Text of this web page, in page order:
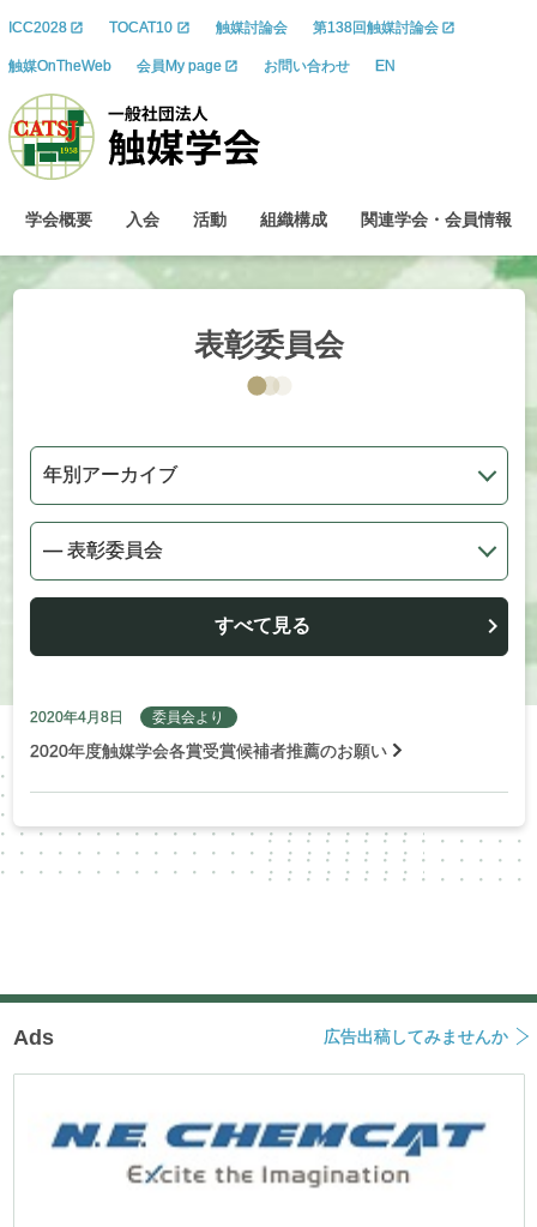
ICC2028 TOCAT10 触媒討論会 第138回触媒討論会
触媒OnTheWeb 会員My page お問い合わせ EN
学会概要 入会 活動 組織構成 関連学会 ・ 会員情報
表彰委員会
すべて見る
2020年4月8日 委員会より
2020年度触媒学会各賞受賞候補者推薦のお願い
Ads 広告出稿してみませんか